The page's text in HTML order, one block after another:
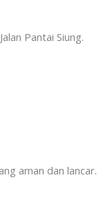
Pantai Siung.
aman dan lancar.